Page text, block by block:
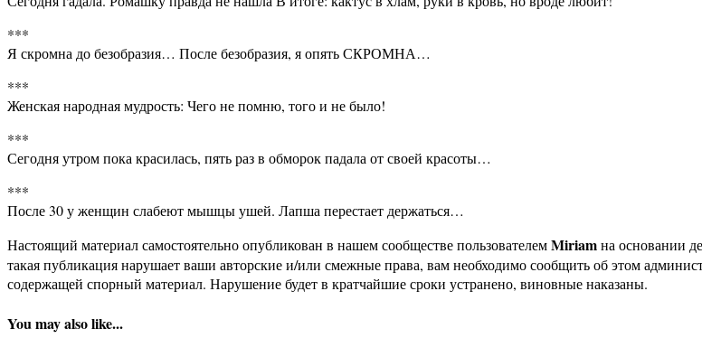
***
Я скромна до безобразия… После безобразия, я опять СКРОМНА…
***
Женская народная мудрость: Чего не помню, того и не было!
***
Сегодня утром пока красилась, пять раз в обморок падала от своей красоты…
***
После 30 у женщин слабеют мышцы ушей. Лапша перестает держаться…
Настоящий материал самостоятельно опубликован в нашем сообществе пользователемMiriamна основании
такая публикация нарушает ваши авторские и/или смежные права, вам необходимо сообщить об этом
содержащей спорный материал. Нарушение будет в кратчайшие сроки устранено, виновные наказаны.
You may also like...